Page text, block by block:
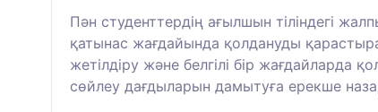
Пән студенттердің ағылшын тіліндегі
қатынас жағдайында қолдануды
жетілдіру және белгілі бір жағдайларда
сөйлеу дағдыларын дамытуға ерекше